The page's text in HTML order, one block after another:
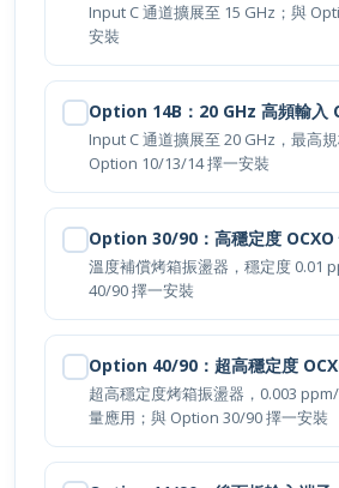
Input C 通道擴展至 15 GHz；與
安裝
Option 14B：20 GHz 高頻輸入
Input C 通道擴展至 20 GHz，最高
Option 10/13/14 擇一安裝
Option 30/90：高穩定度 OCXO
溫度補償烤箱振盪器，穩定度 0.01
40/90 擇一安裝
Option 40/90：超高穩定度
超高穩定度烤箱振盪器，0.003
量應用；與 Option 30/90 擇一安裝